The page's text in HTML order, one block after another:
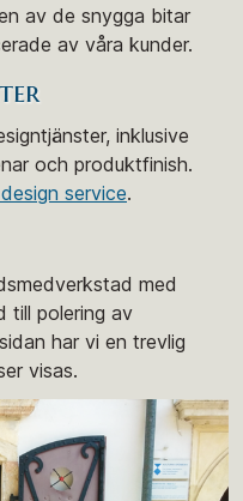
av de snygga bitar
av våra kunder.
inklusive
och produktfinish.
service.
med
till polering av
har vi en trevlig
visas.